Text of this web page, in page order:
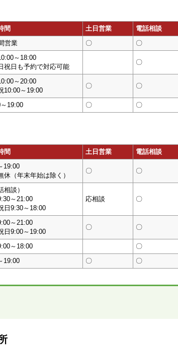
間 土日営業
電話相談
営業 〇 〇
～18:00
祝日も予約で対応可能
〇
～20:00
10:00～19:00
〇 〇
19:00 〇 〇
間 土日営業 電話相談
19:00
休（年末年始は除く）
〇 〇
相談）
～21:00
日9:30～18:00
応相談 〇
～21:00
日9:00～19:00
〇 〇
～18:00
〇
19:00 〇 〇